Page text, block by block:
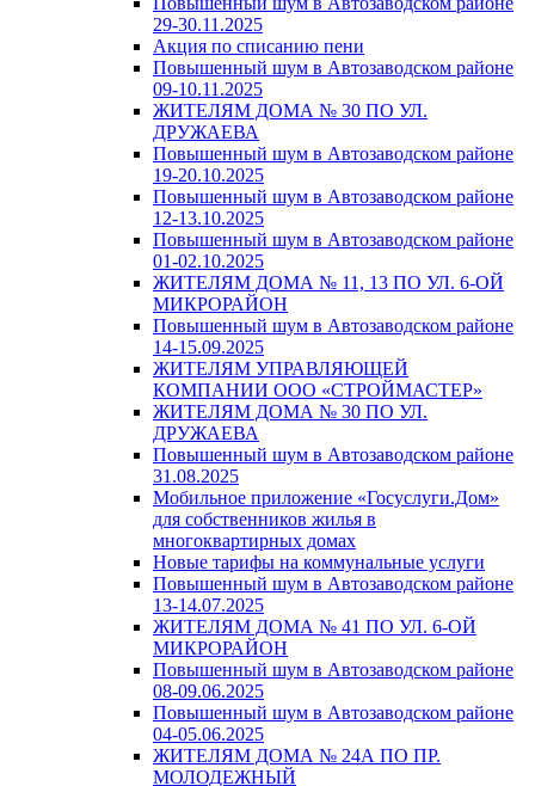
29-30.11.2025
Акция по списанию пени
Повышенный шум в Автозаводском районе
09-10.11.2025
ЖИТЕЛЯМ ДОМА № 30 ПО УЛ.
ДРУЖАЕВА
Повышенный шум в Автозаводском районе
19-20.10.2025
Повышенный шум в Автозаводском районе
12-13.10.2025
Повышенный шум в Автозаводском районе
01-02.10.2025
ЖИТЕЛЯМ ДОМА № 11, 13 ПО УЛ. 6-ОЙ
МИКРОРАЙОН
Повышенный шум в Автозаводском районе
14-15.09.2025
ЖИТЕЛЯМ УПРАВЛЯЮЩЕЙ
КОМПАНИИ ООО «СТРОЙМАСТЕР»
ЖИТЕЛЯМ ДОМА № 30 ПО УЛ.
ДРУЖАЕВА
Повышенный шум в Автозаводском районе
31.08.2025
Мобильное приложение «Госуслуги.Дом»
для собственников жилья в
многоквартирных домах
Новые тарифы на коммунальные услуги
Повышенный шум в Автозаводском районе
13-14.07.2025
ЖИТЕЛЯМ ДОМА № 41 ПО УЛ. 6-ОЙ
МИКРОРАЙОН
Повышенный шум в Автозаводском районе
08-09.06.2025
Повышенный шум в Автозаводском районе
04-05.06.2025
ЖИТЕЛЯМ ДОМА № 24А ПО ПР.
МОЛОДЕЖНЫЙ